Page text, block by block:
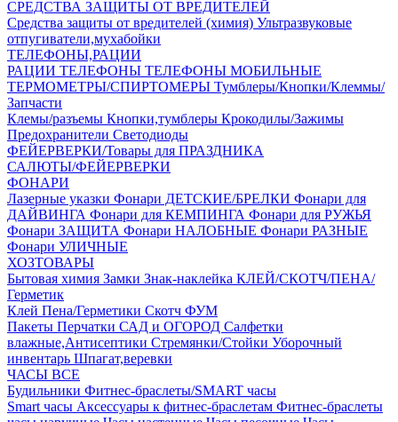
СРЕДСТВА ЗАЩИТЫ ОТ ВРЕДИТЕЛЕЙ
Средства защиты от вредителей (химия) Ультразвуковые
отпугиватели,мухабойки
ТЕЛЕФОНЫ,РАЦИИ
РАЦИИ ТЕЛЕФОНЫ ТЕЛЕФОНЫ МОБИЛЬНЫЕ
ТЕРМОМЕТРЫ/СПИРТОМЕРЫ Тумблеры/Кнопки/Клеммы/
Запчасти
Клемы/разъемы Кнопки,тумблеры Крокодилы/Зажимы
Предохранители Светодиоды
ФЕЙЕРВЕРКИ/Товары для ПРАЗДНИКА
САЛЮТЫ/ФЕЙЕРВЕРКИ
ФОНАРИ
Лазерные указки Фонари ДЕТСКИЕ/БРЕЛКИ Фонари для
ДАЙВИНГА Фонари для КЕМПИНГА Фонари для РУЖЬЯ
Фонари ЗАЩИТА Фонари НАЛОБНЫЕ Фонари РАЗНЫЕ
Фонари УЛИЧНЫЕ
ХОЗТОВАРЫ
Бытовая химия Замки Знак-наклейка КЛЕЙ/СКОТЧ/ПЕНА/
Герметик
Клей Пена/Герметики Скотч ФУМ
Пакеты Перчатки САД и ОГОРОД Салфетки
влажные,Антисептики Стремянки/Стойки Уборочный
инвентарь Шпагат,веревки
ЧАСЫ ВСЕ
Будильники Фитнес-браслеты/SMART часы
Smart часы Аксессуары к фитнес-браслетам Фитнес-браслеты